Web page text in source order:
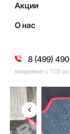
Акции
О нас
8 (499)
ежедневно с 7:00
Гарантия